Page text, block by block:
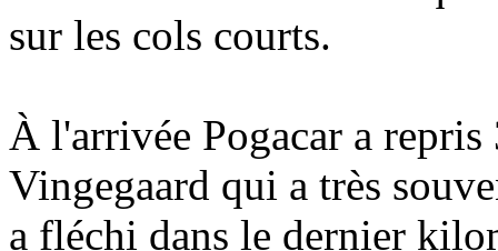
sur les cols courts.
À l'arrivée Pogacar a repris
Vingegaard qui a très
a fléchi dans le dernier